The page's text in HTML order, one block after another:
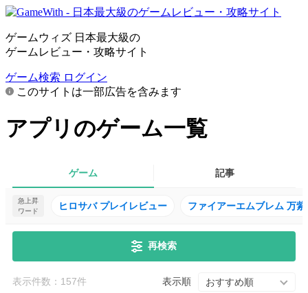
ゲームウィズ 日本最大級の
ゲームレビュー・攻略サイト
ゲーム検索 ログイン
このサイトは一部広告を含みます
アプリのゲーム一覧